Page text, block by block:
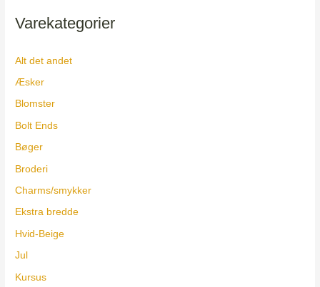
Varekategorier
Alt det andet
Æsker
Blomster
Bolt Ends
Bøger
Broderi
Charms/smykker
Ekstra bredde
Hvid-Beige
Jul
Kursus